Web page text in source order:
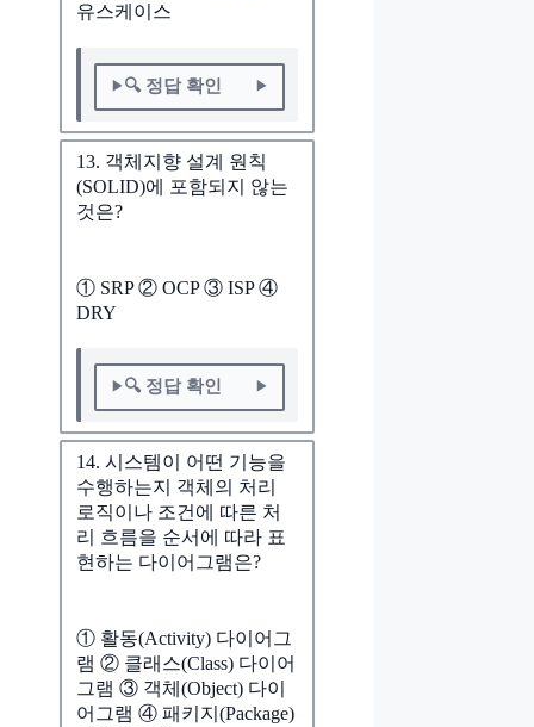
유스케이스
🔍 정답 확인
13. 객체지향 설계 원칙
(SOLID)에 포함되지 않는
것은?
① SRP ② OCP ③ ISP ④
DRY
🔍 정답 확인
14. 시스템이 어떤 기능을
수행하는지 객체의 처리
로직이나 조건에 따른 처
리 흐름을 순서에 따라 표
현하는 다이어그램은?
① 활동(Activity) 다이어그
램 ② 클래스(Class) 다이어
그램 ③ 객체(Object) 다이
어그램 ④ 패키지(Package)